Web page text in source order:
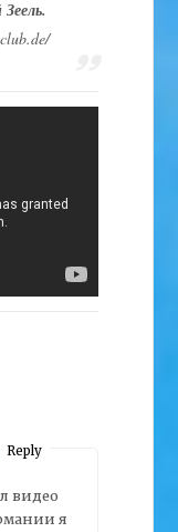
Reply
видео
я